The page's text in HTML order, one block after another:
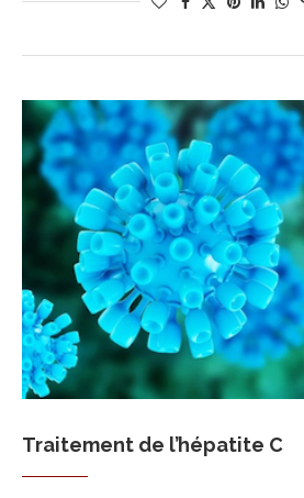
Traitement de l’hépatite C